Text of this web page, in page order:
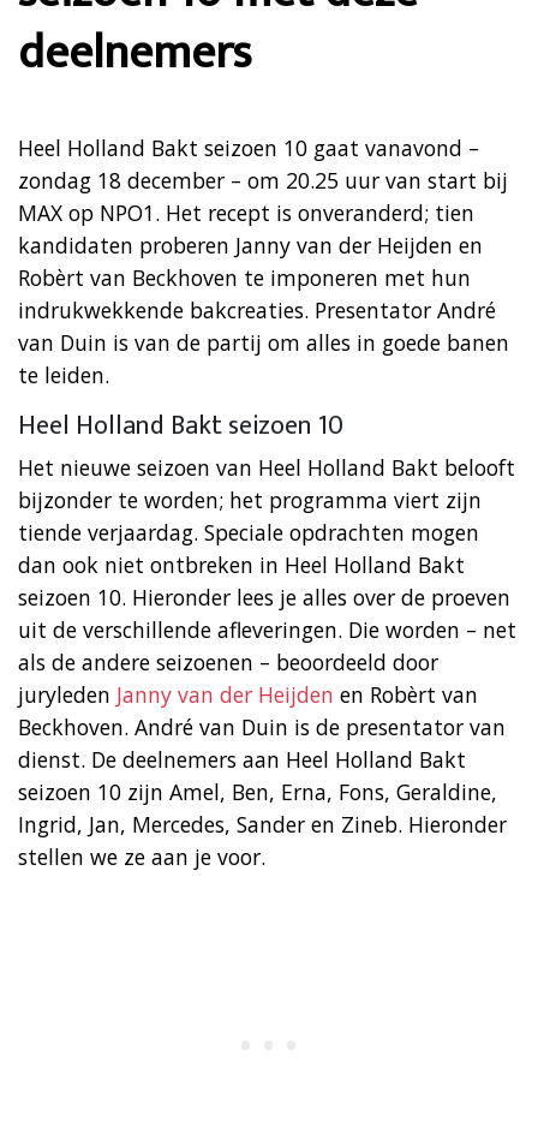
deelnemers
Heel Holland Bakt seizoen 10 gaat vanavond –
zondag 18 december – om 20.25 uur van start bij
MAX op NPO1. Het recept is onveranderd; tien
kandidaten proberen Janny van der Heijden en
Robèrt van Beckhoven te imponeren met hun
indrukwekkende bakcreaties. Presentator André
van Duin is van de partij om alles in goede banen
te leiden.
Heel Holland Bakt seizoen 10
Het nieuwe seizoen van Heel Holland Bakt belooft
bijzonder te worden; het programma viert zijn
tiende verjaardag. Speciale opdrachten mogen
dan ook niet ontbreken in Heel Holland Bakt
seizoen 10. Hieronder lees je alles over de proeven
uit de verschillende afleveringen. Die worden – net
als de andere seizoenen – beoordeeld door
juryleden Janny van der Heijden en Robèrt van
Beckhoven. André van Duin is de presentator van
dienst. De deelnemers aan Heel Holland Bakt
seizoen 10 zijn Amel, Ben, Erna, Fons, Geraldine,
Ingrid, Jan, Mercedes, Sander en Zineb. Hieronder
stellen we ze aan je voor.